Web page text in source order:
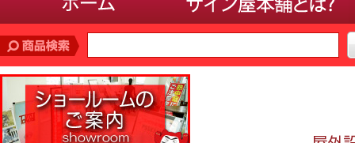
価格帯で探す
10,000円未満
10,000円〜20,000円
30,000円〜40,000円
40,000円〜50,000円